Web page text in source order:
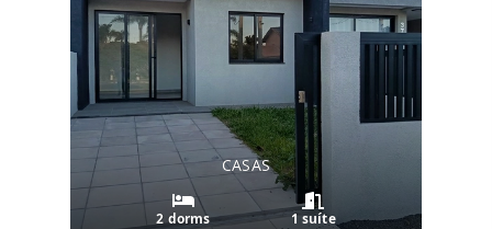
CASAS
2 dorms 1 suíte